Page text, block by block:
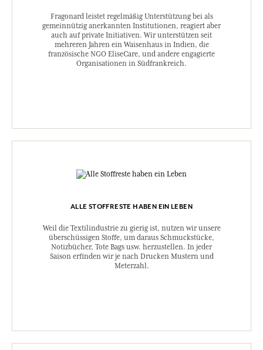
Fragonard leistet regelmäßig Unterstützung bei als
gemeinnützig anerkannten Institutionen, reagiert aber
auch auf private Initiativen. Wir unterstützen seit
mehreren Jahren ein Waisenhaus in Indien, die
französische NGO EliseCare, und andere engagierte
Organisationen in Südfrankreich.
ALLE STOFFRESTE HABEN EIN LEBEN
Weil die Textilindustrie zu gierig ist, nutzen wir unsere
überschüssigen Stoffe, um daraus Schmuckstücke,
Notizbücher, Tote Bags usw. herzustellen. In jeder
Saison erfinden wir je nach Drucken Mustern und
Meterzahl.